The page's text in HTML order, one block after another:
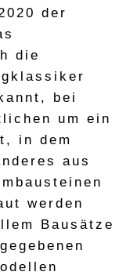
der
die
bei
um ein
in dem
aus
werden
Bausätze